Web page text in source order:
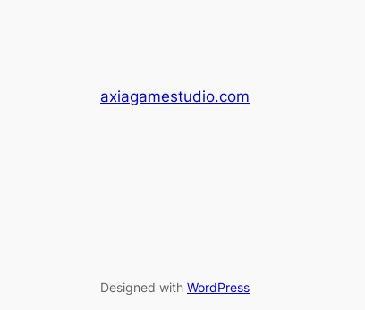
axiagamestudio.com
Designed with WordPress